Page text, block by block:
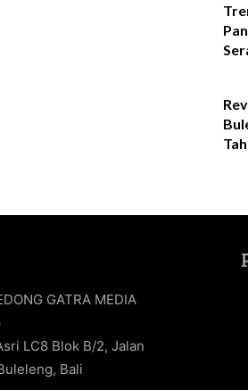
GATRA MEDIA
LC8 Blok B/2, Jalan
Bali